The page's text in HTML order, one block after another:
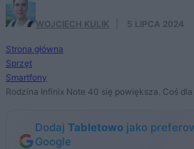
WOJCIECH KULIK 5 LIPCA 2024
Strona główna
Sprzęt
Smartfony
Rodzina Infinix Note 40 się powiększa. Coś
Dodaj Tabletowo jako
Google